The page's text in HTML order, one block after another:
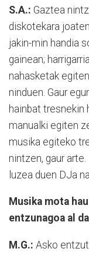
S.A.: Gaztea
diskotekara
jakin-min handia
gainean;
nahasketak
ninduen. Gaur
hainbat tresnekin
manualki egiten
musika egiteko
nintzen, gaur
luzea duen DJa
Musika mota
entzunagoa al
M.G.: Asko